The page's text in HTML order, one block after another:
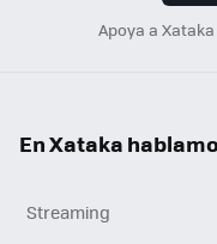
Apoya a
En Xataka
Streaming